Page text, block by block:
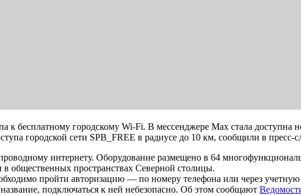
к бесплатному городскому Wi-Fi. В мессенджере Max стала доступна
городской сети SPB_FREE в радиусе до 10 км, сообщили в пресс-
интернету. Оборудование размещено в 64
общественных пространствах Северной столицы.
пройти авторизацию — по номеру телефона или через учетную
подключаться к ней небезопасно. Об этом сообщают